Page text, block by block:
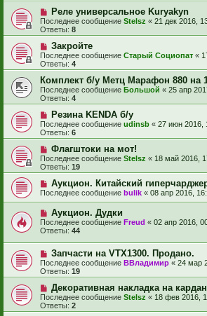
Реле универсальное Kuryakyn
Последнее сообщение Stelsz « 21 дек 2016,
Ответы: 8
Закройте
Последнее сообщение Старый Социопат «
Ответы: 4
Комплект б/у Метц Марафон 880 на
Последнее сообщение Большой « 25 апр
Ответы: 4
Резина KENDA б/у
Последнее сообщение udinsb « 27 июн 2016,
Ответы: 6
Флагштоки на мот!
Последнее сообщение Stelsz « 18 май 2016,
Ответы: 19
Аукцион. Китайский
Последнее сообщение bulik « 08 апр 2016,
Аукцион. Дудки
Последнее сообщение Freud « 02 апр 2016,
Ответы: 44
Запчасти на VTX1300. Продано.
Последнее сообщение ВВладимир « 24 мар
Ответы: 19
Декоративная накладка на кардан
Последнее сообщение Stelsz « 18 фев 2016,
Ответы: 2